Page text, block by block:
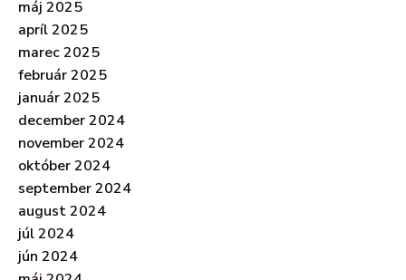
máj 2025
apríl 2025
marec 2025
február 2025
január 2025
december 2024
november 2024
október 2024
september 2024
august 2024
júl 2024
jún 2024